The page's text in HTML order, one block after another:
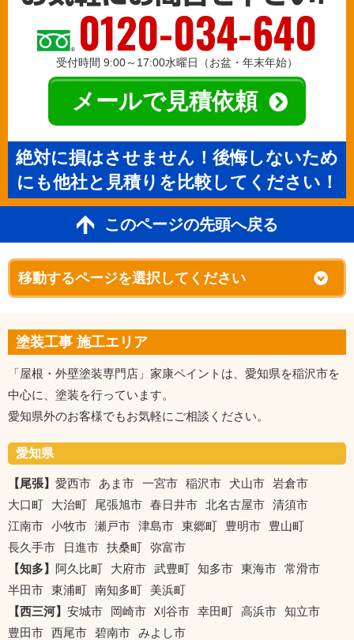
0120-034-640
受付時間 9:00～17:00水曜日（お盆・年末年始）
メールで見積依頼
絶対に損はさせません！後悔しないため
にも他社と見積りを比較してください！
このページの先頭へ戻る
塗装工事 施工エリア
「屋根・外壁塗装専門店」家康ペイントは、愛知県を稲沢市を
中心に、塗装を行っています。
愛知県外のお客様でもお気軽にご相談ください。
愛知県
【尾張】 愛西市 あま市 一宮市 稲沢市 犬山市 岩倉市
大口町
大治町 尾張旭市 春日井市 北名古屋市 清須市
江南市 小牧市 瀬戸市 津島市 東郷町 豊明市
豊山町
長久手市
日進市 扶桑町 弥富市
【知多】 阿久比町 大府市 武豊町 知多市 東海市 常滑市
半田市 東浦町 南知多町
美浜町
【西三河】 安城市 岡崎市 刈谷市 幸田町 高浜市 知立市
豊田市 西尾市 碧南市 みよし市